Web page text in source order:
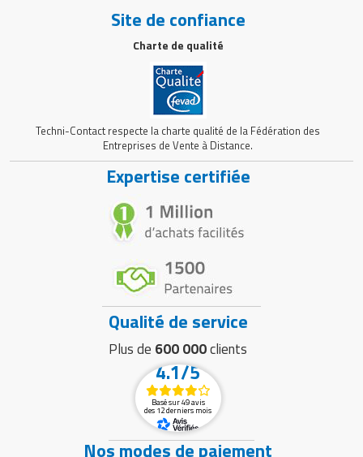
Site de confiance
Charte de qualité
Techni-Contact respecte la charte qualité de la Fédération des
Entreprises de Vente à Distance.
Expertise certifiée
Qualité de service
Plus de 600 000clients
4.1/5
Basé sur 49 avis
des 12 derniers mois
Nos modes de paiement